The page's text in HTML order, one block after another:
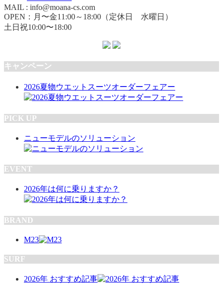
MAIL : info@moana-cs.com
OPEN：月〜金11:00～18:00（定休日 水曜日）
土日祝10:00〜18:00
キャンペーン
2026夏物ウエットスーツオーダーフェアー
PICK UP
ニューモデルのソリューション
EVENT
2026年は何に乗りますか？
BRAND
M23
SURF
2026年 おすすめ記事